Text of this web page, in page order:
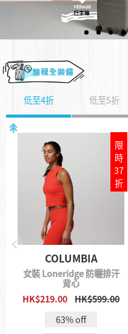
低至4折 低至5折
QUICK VIEW
COLUMBIA
女裝 Loneridge 防曬排汗
背心
HK$219.00 HK$599.00
63% off
限
時
37
折